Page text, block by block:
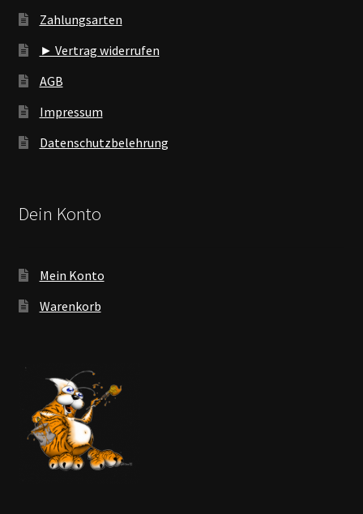
Zahlungsarten
► Vertrag widerrufen
AGB
Impressum
Datenschutzbelehrung
Dein Konto
Mein Konto
Warenkorb